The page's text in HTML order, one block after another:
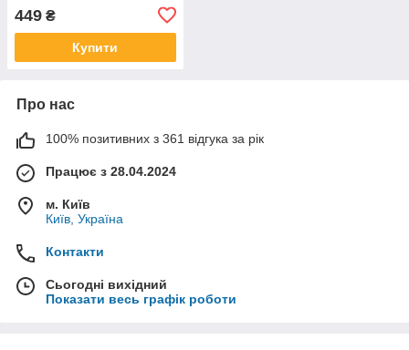
квадрокоптерами
449 ₴
Купити
Про нас
100% позитивних з 361 відгука за рік
Працює з 28.04.2024
м. Київ
Київ, Україна
Контакти
Сьогодні вихідний
Показати весь графік роботи